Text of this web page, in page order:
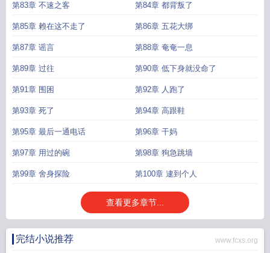
第83章 不速之客 第84章 都背叛了
第85章 赖在这不走了 第86章 五花大绑
第87章 谣言 第88章 奄奄一息
第89章 过往 第90章 低下身就没命了
第91章 围困 第92章 人跑了
第93章 死了 第94章 高跟鞋
第95章 最后一通电话 第96章 干妈
第97章 用过的碗 第98章 狗急跳墙
第99章 舍身探险 第100章 逮到个人
查看更多章节...
完结小说推荐 www.fcxs.org